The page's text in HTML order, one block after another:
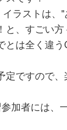
ラストは、
と、すごい
とは全く違
定ですので
加者には、